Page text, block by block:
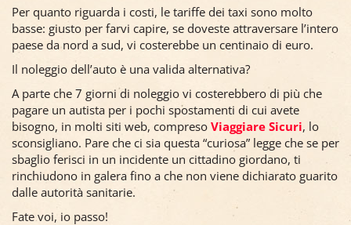
Per quanto riguarda i costi, le tariffe dei taxi sono molto
basse: giusto per farvi capire, se doveste attraversare l’intero
paese da nord a sud, vi costerebbe un centinaio di euro.
Il noleggio dell’auto è una valida alternativa?
A parte che 7 giorni di noleggio vi costerebbero di più che
pagare un autista per i pochi spostamenti di cui avete
bisogno, in molti siti web, compreso Viaggiare Sicuri, lo
sconsigliano. Pare che ci sia questa “curiosa” legge che se per
sbaglio ferisci in un incidente un cittadino giordano, ti
rinchiudono in galera fino a che non viene dichiarato guarito
dalle autorità sanitarie.
Fate voi, io passo!